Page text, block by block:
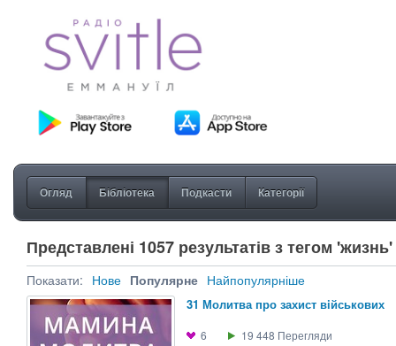
Огляд Бібліотека Подкасти Категорії
Представлені 1057 результатів з тегом 'жизнь'
Показати: Нове Популярне Найпопулярніше
31 Молитва про захист вiйськових
6 19 448 Перегляди